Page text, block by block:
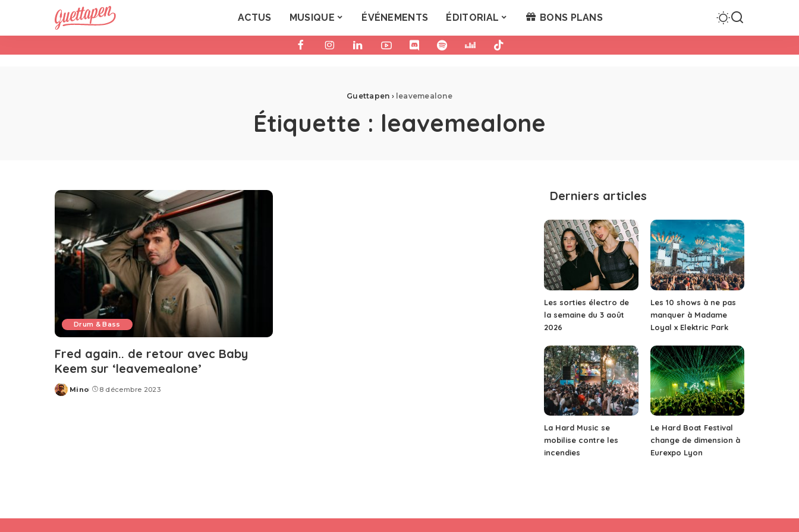
ACTUS MUSIQUE ÉVÉNEMENTS ÉDITORIAL BONS PLANS
Guettapen › leavemealone
Étiquette : leavemealone
Drum & Bass
Fred again.. de retour avec Baby
Keem sur ‘leavemealone’
Posted
Mino 8 décembre 2023
Derniers articles
Les sorties électro de
la semaine du 3 août
2026
Les 10 shows à ne pas
manquer à Madame
Loyal x Elektric Park
La Hard Music se
mobilise contre les
incendies
Le Hard Boat Festival
change de dimension à
Eurexpo Lyon